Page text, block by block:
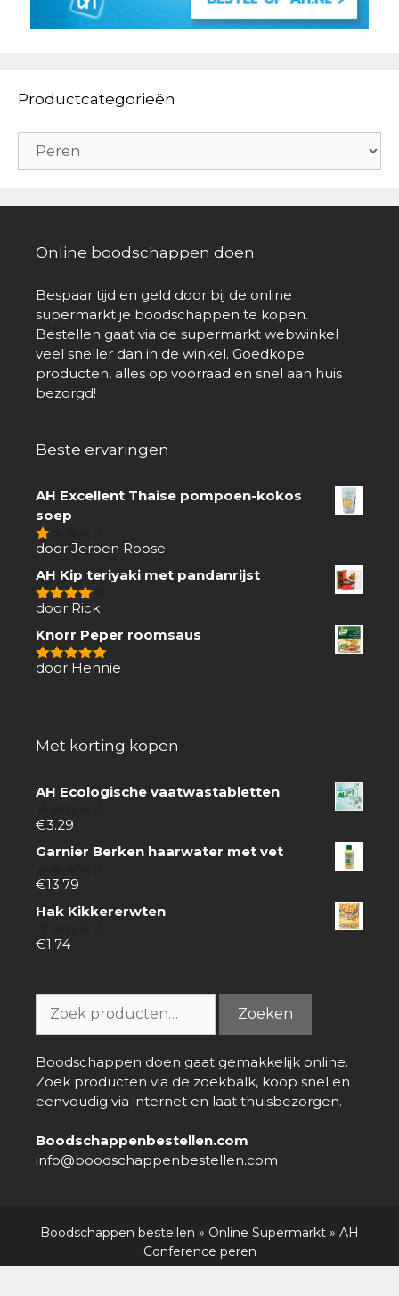
Productcategorieën
Online boodschappen doen
Bespaar tijd en geld door bij de online
supermarkt je boodschappen te kopen.
Bestellen gaat via de supermarkt webwinkel
veel sneller dan in de winkel. Goedkope
producten, alles op voorraad en snel aan huis
bezorgd!
Beste ervaringen
AH Excellent Thaise pompoen-kokos
soep
1
5
door Jeroen Roose
AH Kip teriyaki met pandanrijst
4van 5
door Rick
Knorr Peper roomsaus
5van 5
door Hennie
Met korting kopen
AH Ecologische vaatwastabletten
0
5
€3.29
Garnier Berken haarwater met vet
0
5
€13.79
Hak Kikkererwten
0
€1.74
naar:
Zoeken
Boodschappen doen gaat gemakkelijk online.
Zoek producten via de zoekbalk, koop snel en
eenvoudig via internet en laat thuisbezorgen.
Boodschappenbestellen.com
info@boodschappenbestellen.com
Boodschappen bestellen » Online Supermarkt » AH
Conference peren